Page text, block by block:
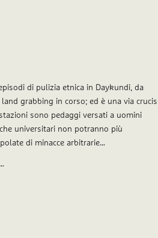
di pulizia etnica in Daykundi, da
grabbing in corso; ed è una via crucis
sono pedaggi versati a uomini
universitari non potranno più
di minacce arbitrarie…